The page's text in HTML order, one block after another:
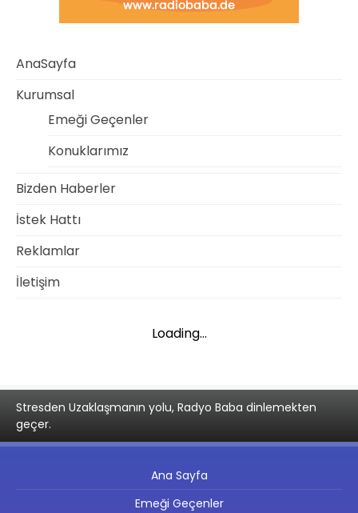
AnaSayfa
Kurumsal
Emeği Geçenler
Konuklarımız
Bizden Haberler
İstek Hattı
Reklamlar
İletişim
Loading...
Stresden Uzaklaşmanın yolu, Radyo Baba dinlemekten
geçer.
Ana Sayfa
Emeği Geçenler